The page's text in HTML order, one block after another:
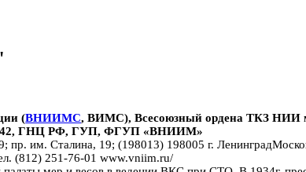
(ВНИИМС, ВИМС), Всесоюзный ордена ТКЗ НИИ
ГНЦ РФ, ГУП, ФГУП «ВНИИМ»
пр. им. Сталина, 19; (198013) 198005 г.
(812) 251-76-01 www.vniim.ru/